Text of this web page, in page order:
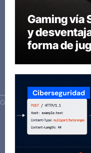
Gaming vía
y
forma de
Ciberseguridad